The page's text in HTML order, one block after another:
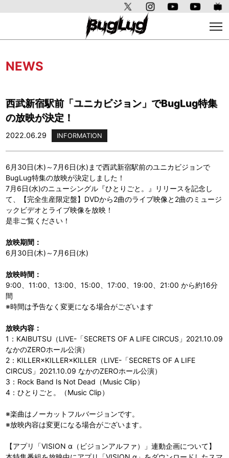
NEWS
西武新宿駅前「ユニカビジョン」でBugLug特集
の放映が決定！
2022.06.29 INFORMATION
6月30日(木)～7月6日(水)まで西武新宿駅前のユニカビジョンで
BugLug特集の放映が決定しました！
7月6日(水)のニューシングル『ひとりごと。』リリースを記念し
て、【完全生産限定盤】DVDから2曲のライブ映像と2曲のミュージ
ックビデオとライブ映像を放映！
是非ご覧ください！
放映期間：
6月30日(木)～7月6日(水)
放映時間：
9:00、11:00、13:00、15:00、17:00、19:00、21:00 から約16分
間
※時間は予告なく変更になる場合がございます
放映内容：
1：KAIBUTSU（LIVE-「SECRETS OF A LIFE CIRCUS」2021.10.09
なかのZEROホール公演）
2：KILLER×KILLER×KILLER（LIVE-「SECRETS OF A LIFE
CIRCUS」2021.10.09 なかのZEROホール公演）
3：Rock Band Is Not Dead（Music Clip）
4：ひとりごと。（Music Clip）
※楽曲はノーカットフルバージョンです。
※放映内容は変更になる場合がございます。
【アプリ「VISION α（ビジョンアルファ）」連動企画について】